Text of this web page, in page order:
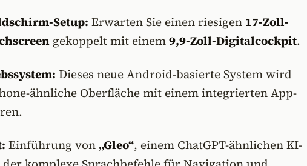
Setup: Erwarten Sie einen riesigen 17-Zoll-
gekoppelt mit einem9,9-Zoll-Digitalcockpit.
Dieses neue Android-basierte System wird
ähnliche Oberfläche mit einem integrierten App-
Einführung von„Gleo“, einem ChatGPT-ähnlichen KI-